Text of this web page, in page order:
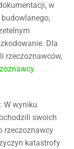
w
Dla
rzeczoznawców,
W wyniku
swoich
rzeczoznawcy
katastrofy